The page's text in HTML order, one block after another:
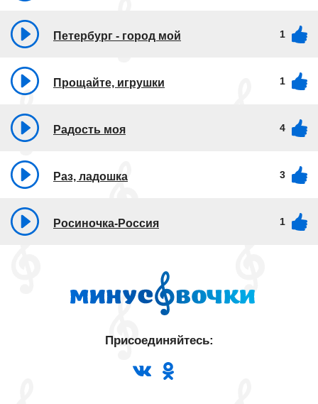
Петербург - город мой 1
Прощайте, игрушки 1
Радость моя 4
Раз, ладошка 3
Росиночка-Россия 1
Присоединяйтесь: